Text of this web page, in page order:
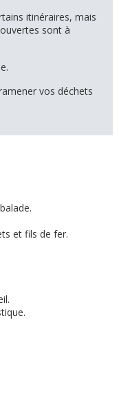
itinéraires, mais
sont à
vos déchets
et fils de fer.